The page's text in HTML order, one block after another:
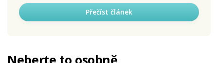
Přečíst článek
Neberte to osobně